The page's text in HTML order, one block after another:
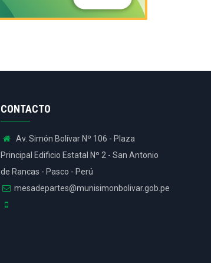
CONTACTO
Av. Simón Bolívar Nº 106 - Plaza
Principal Edificio Estatal Nº 2 - San Antonio
de Rancas - Pasco - Perú
mesadepartes@munisimonbolivar.gob.pe